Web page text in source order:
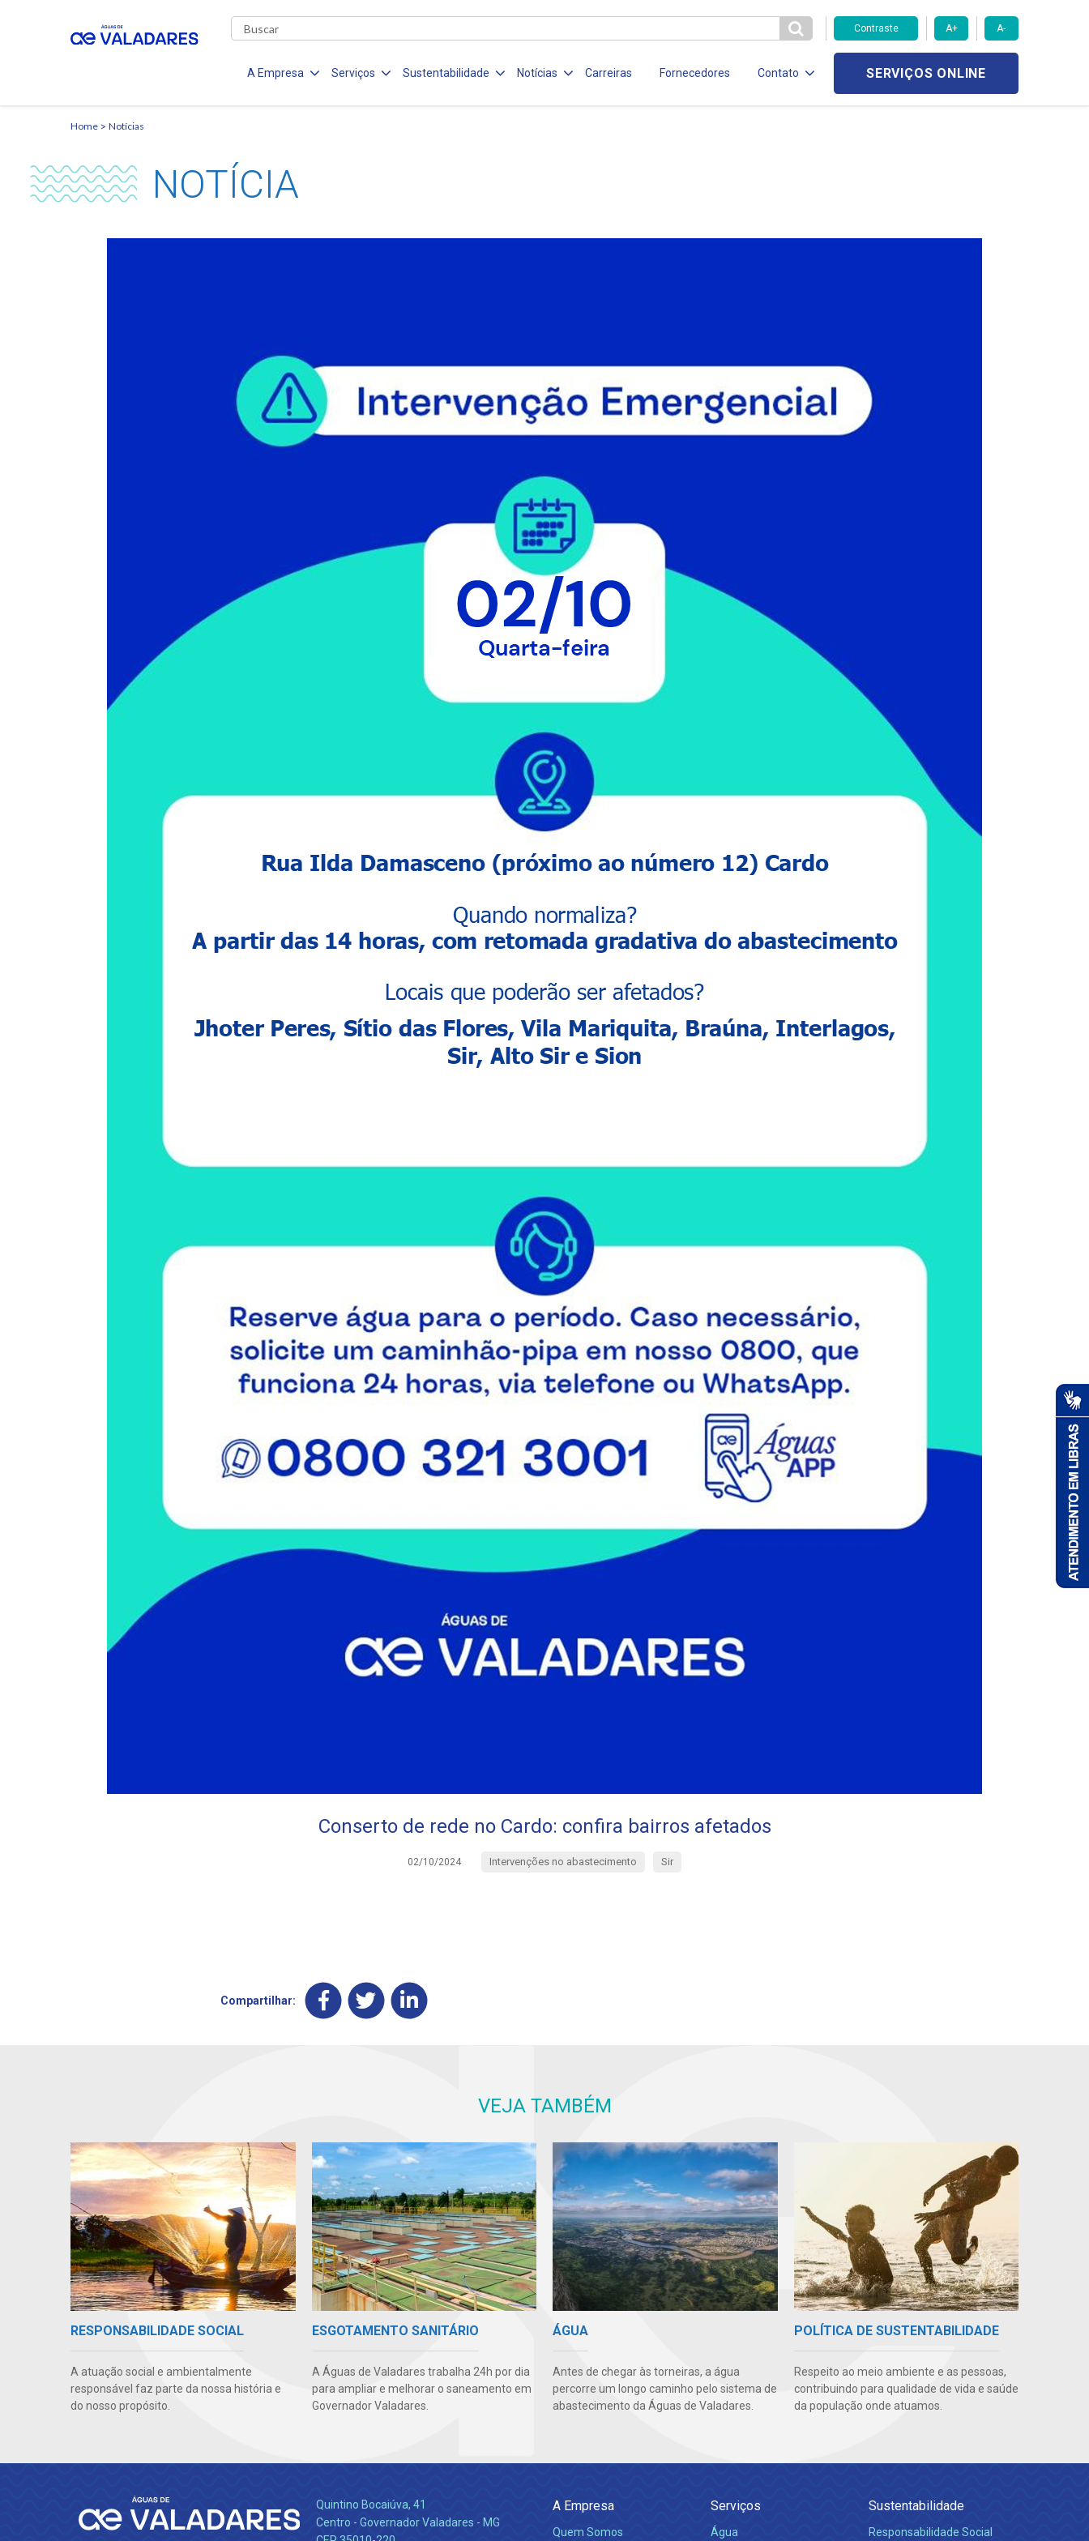
Contraste A+ A-
A Empresa Serviços Sustentabilidade Notícias Carreiras Fornecedores Contato SERVIÇOS ONLINE
Home Notícias
NOTÍCIA
Conserto de rede no Cardo: confira bairros afetados
02/10/2024 Intervenções no abastecimento Sir
Compartilhar:
VEJA TAMBÉM
RESPONSABILIDADE SOCIAL
A atuação social e ambientalmente
responsável faz parte da nossa história e
do nosso propósito.
ESGOTAMENTO SANITÁRIO
A Águas de Valadares trabalha 24h por dia
para ampliar e melhorar o saneamento em
Governador Valadares.
ÁGUA
Antes de chegar às torneiras, a água
percorre um longo caminho pelo sistema de
abastecimento da Águas de Valadares.
POLÍTICA DE SUSTENTABILIDADE
Respeito ao meio ambiente e as pessoas,
contribuindo para qualidade de vida e saúde
da população onde atuamos.
Quintino Bocaiúva, 41
Centro - Governador Valadares - MG
A Empresa
Quem Somos
Serviços
Água
Sustentabilidade
Responsabilidade Social